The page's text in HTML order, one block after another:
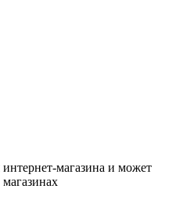
магазина и может